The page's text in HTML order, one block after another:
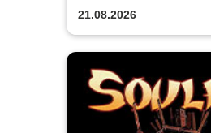
21.08.2026